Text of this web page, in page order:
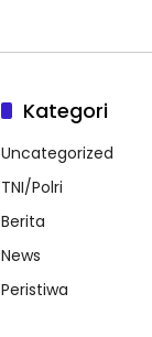
Kategori
Uncategorized
TNI/Polri
Berita
News
Peristiwa